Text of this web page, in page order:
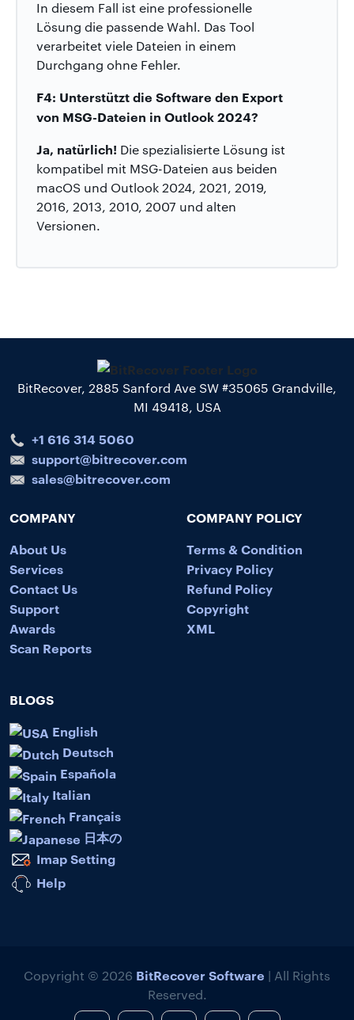
In diesem Fall ist eine professionelle
Lösung die passende Wahl. Das Tool
verarbeitet viele Dateien in einem
Durchgang ohne Fehler.
F4: Unterstützt die Software den Export
von MSG-Dateien in Outlook 2024?
Ja, natürlich! Die spezialisierte Lösung ist
kompatibel mit MSG-Dateien aus beiden
macOS und Outlook 2024, 2021, 2019,
2016, 2013, 2010, 2007 und alten
Versionen.
BitRecover, 2885 Sanford Ave SW #35065 Grandville,
MI 49418, USA
+1 616 314 5060
support@bitrecover.com
sales@bitrecover.com
COMPANY
About Us
Services
Contact Us
Support
Awards
Scan Reports
COMPANY POLICY
Terms & Condition
Privacy Policy
Refund Policy
Copyright
XML
BLOGS
English
Deutsch
Española
Italian
Français
日本の
Imap Setting
Help
Copyright © 2026 BitRecover Software | All Rights
Reserved.